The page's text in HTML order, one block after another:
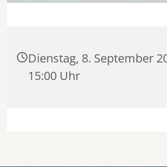
Dienstag, 8. September
15:00 Uhr